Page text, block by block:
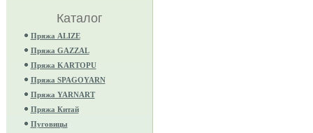
Каталог
Пряжа ALIZE
Пряжа GAZZAL
Пряжа KARTOPU
Пряжа SPAGOYARN
Пряжа YARNART
Пряжа Китай
Пуговицы